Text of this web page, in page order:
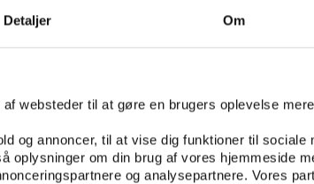
Detaljer Om
websteder til at gøre en brugers oplevelse mere
og annoncer, til at vise dig funktioner til sociale
oplysninger om din brug af vores hjemmeside
og analysepartnere. Vores
personaleomkostninger kun at skrabe
til en ottendeplads, og er dermed den klub,
med personaleomkostninger på
med 20 point i grundspillet og en 11.
på slutstillingen?
og slutplacering i